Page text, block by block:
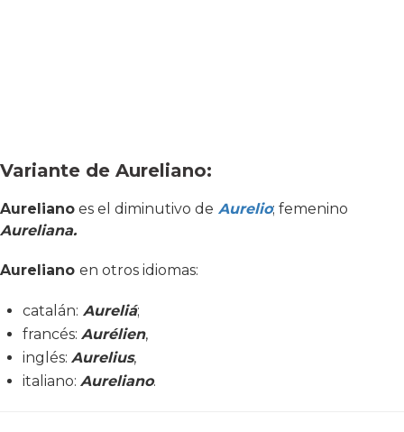
Variante de Aureliano:
Aureliano es el diminutivo de Aurelio; femenino
Aureliana.
Aureliano en otros idiomas:
catalán: Aureliá;
francés: Aurélien,
inglés: Aurelius,
italiano: Aureliano.